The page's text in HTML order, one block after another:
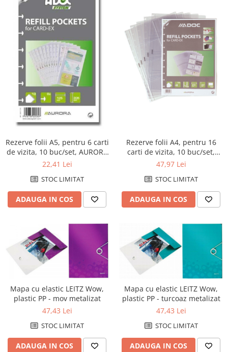
Rechizite scolare
Acuarele si seturi de pictura
Alte articole scolare
Articole creative pentru copii
Ascutitori
Blocuri pentru desen
Caiete si coperti
Carioci si markere
Creioane colorate
Ghiozdane si genti
Instrumente pentru desen tehnic
Penare
Plastilină si materiale de modelat
Radiere
Tonere imprimanta
Tonere compatibile Brother
Tonere compatibile Canon
Tonere compatibile Epson
Tonere compatibile HP
Tonere compatibile Konica-
Minolta
Rezerve folii A5, pentru 6 carti
de vizita, 10 buc/set, AURORA
Adoc
22,41 Lei
STOC LIMITAT
ADAUGA IN COS
Rezerve folii A4, pentru 16
carti de vizita, 10 buc/set,
AURORA Adoc
47,97 Lei
STOC LIMITAT
ADAUGA IN COS
Mapa cu elastic LEITZ Wow,
plastic PP - mov metalizat
47,43 Lei
STOC LIMITAT
ADAUGA IN COS
Mapa cu elastic LEITZ Wow,
plastic PP - turcoaz metalizat
47,43 Lei
STOC LIMITAT
ADAUGA IN COS